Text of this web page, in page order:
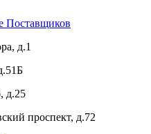
д.1
д.25
проспект, д.72